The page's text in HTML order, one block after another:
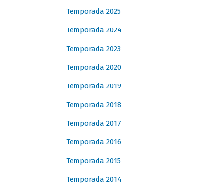
Temporada 2025
Temporada 2024
Temporada 2023
Temporada 2020
Temporada 2019
Temporada 2018
Temporada 2017
Temporada 2016
Temporada 2015
Temporada 2014